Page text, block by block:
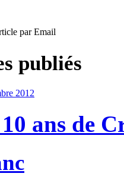
par Email
publiés
2012
ans de